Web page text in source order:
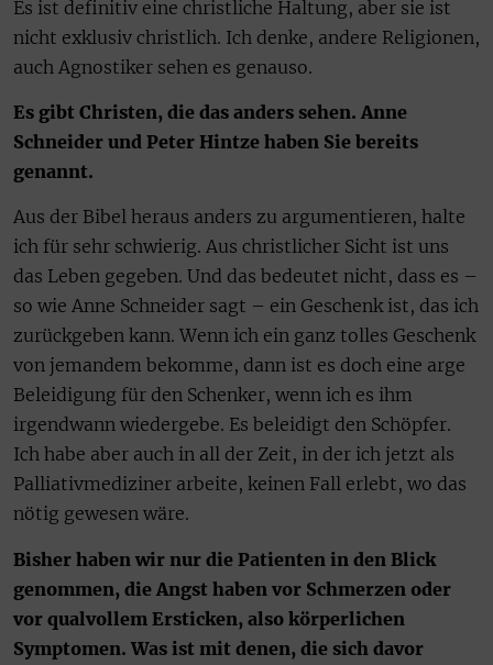
Es ist definitiv eine christliche Haltung, aber sie ist
nicht exklusiv christlich. Ich denke, andere Religionen,
auch Agnostiker sehen es genauso.
Es gibt Christen, die das anders sehen. Anne
Schneider und Peter Hintze haben Sie bereits
genannt.
Aus der Bibel heraus anders zu argumentieren, halte
ich für sehr schwierig. Aus christlicher Sicht ist uns
das Leben gegeben. Und das bedeutet nicht, dass es –
so wie Anne Schneider sagt – ein Geschenk ist, das ich
zurückgeben kann. Wenn ich ein ganz tolles Geschenk
von jemandem bekomme, dann ist es doch eine arge
Beleidigung für den Schenker, wenn ich es ihm
irgendwann wiedergebe. Es beleidigt den Schöpfer.
Ich habe aber auch in all der Zeit, in der ich jetzt als
Palliativmediziner arbeite, keinen Fall erlebt, wo das
nötig gewesen wäre.
Bisher haben wir nur die Patienten in den Blick
genommen, die Angst haben vor Schmerzen oder
vor qualvollem Ersticken, also körperlichen
Symptomen. Was ist mit denen, die sich davor